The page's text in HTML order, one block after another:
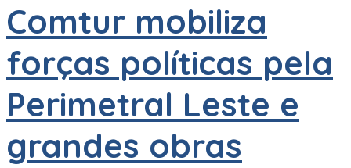
Comtur mobiliza
forças políticas pela
Perimetral Leste e
grandes obras